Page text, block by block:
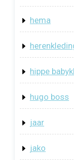
hema
hippe
hugo boss
jaar
jako